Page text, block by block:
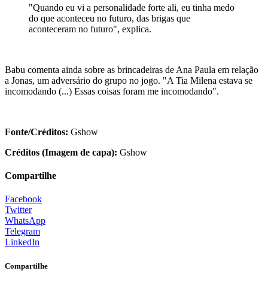
"Quando eu vi a personalidade forte ali, eu tinha medo
do que aconteceu no futuro, das brigas que
aconteceram no futuro", explica.
Babu comenta ainda sobre as brincadeiras de Ana Paula em relação
a Jonas, um adversário do grupo no jogo. "A Tia Milena estava se
incomodando (...) Essas coisas foram me incomodando".
Fonte/Créditos: Gshow
Créditos (Imagem de capa): Gshow
Compartilhe
Facebook
Twitter
WhatsApp
Telegram
LinkedIn
Compartilhe